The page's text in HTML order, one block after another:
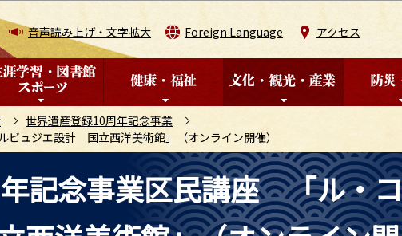
音声読み上げ・文字拡大 Foreign Language アクセス
世界遺産登録10周年記念事業
ュジエ設計 国立西洋美術館」（オンライン開催）
記念事業区民講座 「ル・